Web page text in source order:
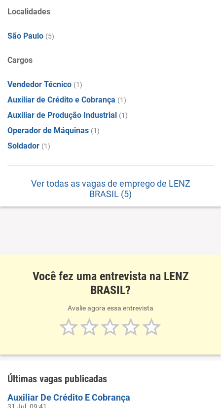
Localidades
São Paulo (5)
Cargos
Vendedor Técnico (1)
Auxiliar de Crédito e Cobrança (1)
Auxiliar de Produção Industrial (1)
Operador de Máquinas (1)
Soldador (1)
Ver todas as vagas de emprego de LENZ
BRASIL (5)
Você fez uma entrevista na LENZ
BRASIL?
Avalie agora essa entrevista
Últimas vagas publicadas
Auxiliar De Crédito E Cobrança